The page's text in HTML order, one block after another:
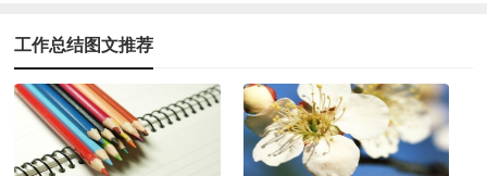
工作总结图文推荐